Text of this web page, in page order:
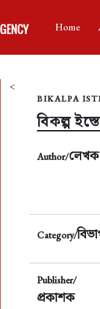
Home
<
BIKALPA
বিকল্প
Author/লেখক
Category/
Publisher/
প্রকাশক